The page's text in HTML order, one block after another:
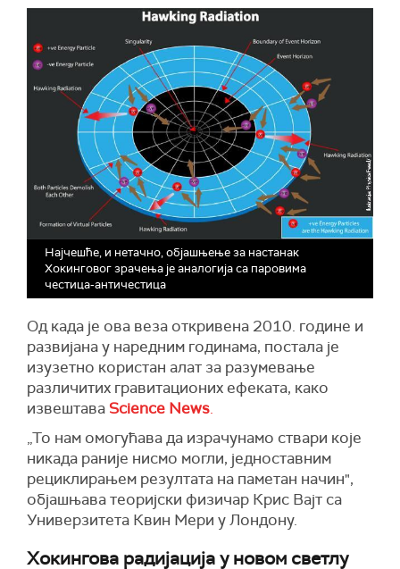
Најчешће, и нетачно, објашњење за настанак
Хокинговог зрачења је аналогија са паровима
честица-античестица
Од када је ова веза откривена 2010. године и
развијана у наредним годинама, постала је
изузетно користан алат за разумевање
различитих гравитационих ефеката, како
извештава Science News.
„То нам омогућава да израчунамо ствари које
никада раније нисмо могли, једноставним
рециклирањем резултата на паметан начин",
објашњава теоријски физичар Крис Вајт са
Универзитета Квин Мери у Лондону.
Хокингова радијација у новом светлу